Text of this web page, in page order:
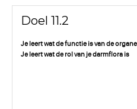
Doel 11.2
Je leert wat de functie is van de
Je leert wat de rol van je darmflora is